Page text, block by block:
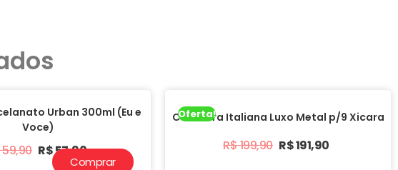
Urban 300ml (Eu e
Voce)
59,90 R$57,90
Oferta!
Cafeteira Italiana Luxo Metal p/9 Xicara
R$199,90 R$191,90
Comprar